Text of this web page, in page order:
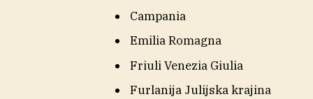
Campania
Emilia Romagna
Friuli Venezia Giulia
Furlanija Julijska krajina